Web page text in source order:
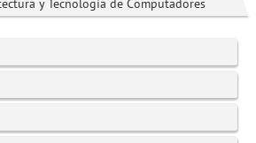
y Tecnología de Computadores